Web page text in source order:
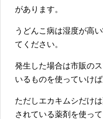
があります。
うどんこ病は湿度が高
てください。
発生した場合は市販の
いるものを使っていけば
ただしエカキムシだけ
されている薬剤を使って